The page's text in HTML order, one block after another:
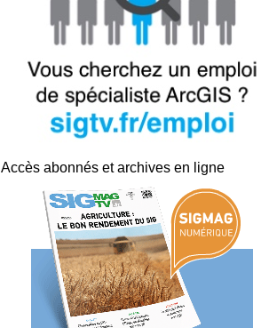
Accès abonnés et archives en ligne